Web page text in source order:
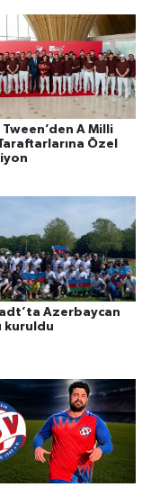
Tween’den A Milli
Özel
Azerbaycan
kuruldu